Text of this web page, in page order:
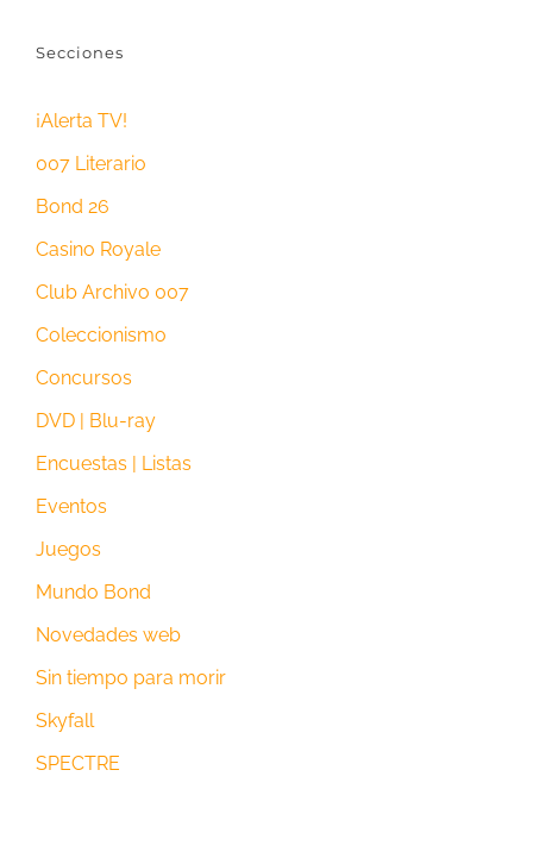
Secciones
¡Alerta TV!
007 Literario
Bond 26
Casino Royale
Club Archivo 007
Coleccionismo
Concursos
DVD | Blu-ray
Encuestas | Listas
Eventos
Juegos
Mundo Bond
Novedades web
Sin tiempo para morir
Skyfall
SPECTRE